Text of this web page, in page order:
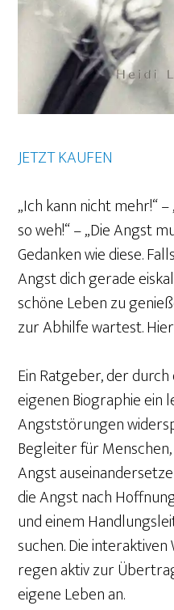
JETZT KAUFEN
„Ich kann nicht mehr!“
so weh!“ – „Die Angst
Gedanken wie diese.
Angst dich gerade
schöne Leben zu
zur Abhilfe wartest.
Ein Ratgeber, der
eigenen Biographie ein
Angststörungen
Begleiter für
Angst
die Angst nach
und einem
suchen. Die
regen aktiv zur
eigene Leben an.